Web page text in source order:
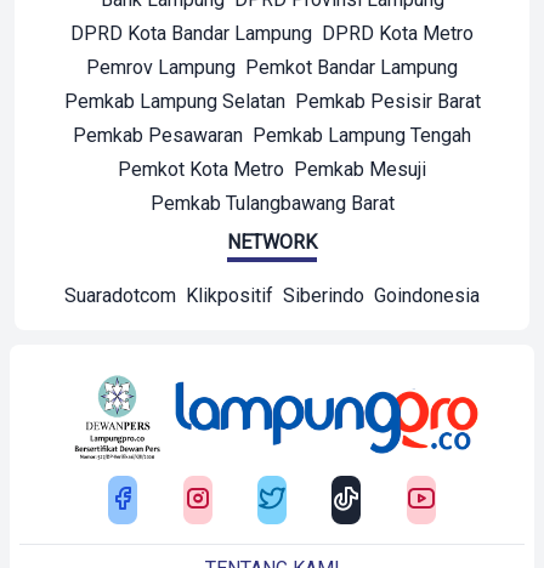
DPRD Kota Bandar Lampung DPRD Kota Metro
Pemrov Lampung Pemkot Bandar Lampung
Pemkab Lampung Selatan Pemkab Pesisir Barat
Pemkab Pesawaran Pemkab Lampung Tengah
Pemkot Kota Metro Pemkab Mesuji
Pemkab Tulangbawang Barat
NETWORK
Suaradotcom Klikpositif Siberindo Goindonesia